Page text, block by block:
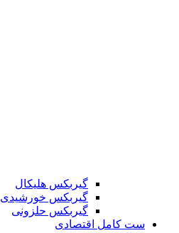
گیربکس هلیکال
گیربکس خورشیدی
گیربکس حلزونی
ست کامل اقتصادی